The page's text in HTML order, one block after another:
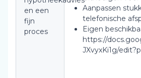
en een
fijn
proces
Aanpassen
telefonische
Eigen
https://
JXvyxKi1g/